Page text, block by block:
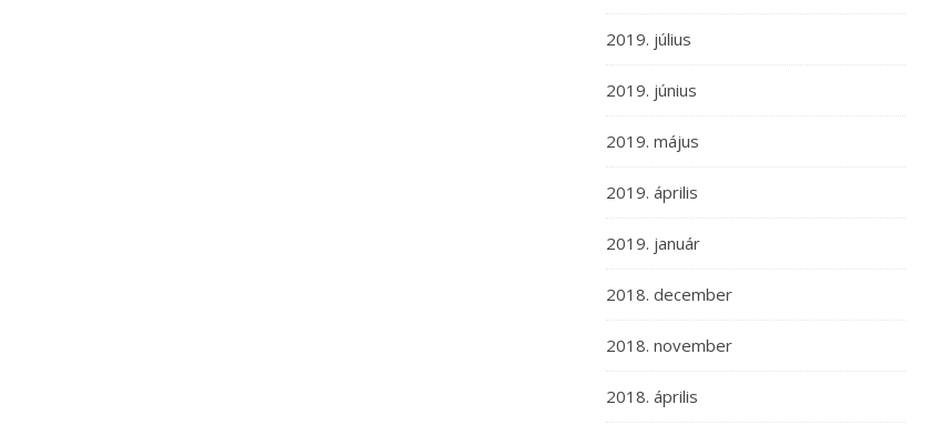
2019. július
2019. június
2019. május
2019. április
2019. január
2018. december
2018. november
2018. április